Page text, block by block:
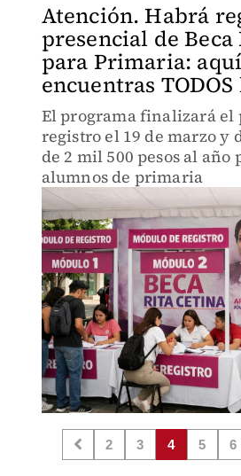
Atención. Habrá
presencial de
para Primaria: aquí
encuentras TODOS
El programa finalizará el
registro el 19 de marzo y
de 2 mil 500 pesos al año
alumnos de primaria
2 3 4 5 6